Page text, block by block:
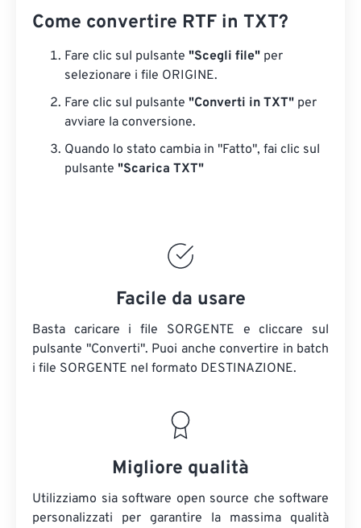
Come convertire RTF in TXT?
Fare clic sul pulsante "Scegli file" per
selezionare i file ORIGINE.
Fare clic sul pulsante "Converti in TXT" per
avviare la conversione.
Quando lo stato cambia in "Fatto", fai clic sul
pulsante "Scarica TXT"
Facile da usare
Basta caricare i file SORGENTE e cliccare sul
pulsante "Converti". Puoi anche convertire in batch
i file SORGENTE nel formato DESTINAZIONE.
Migliore qualità
Utilizziamo sia software open source che software
personalizzati per garantire la massima qualità